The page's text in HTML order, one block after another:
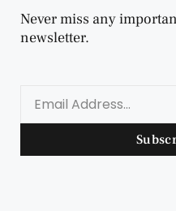
Never miss any
newsletter.